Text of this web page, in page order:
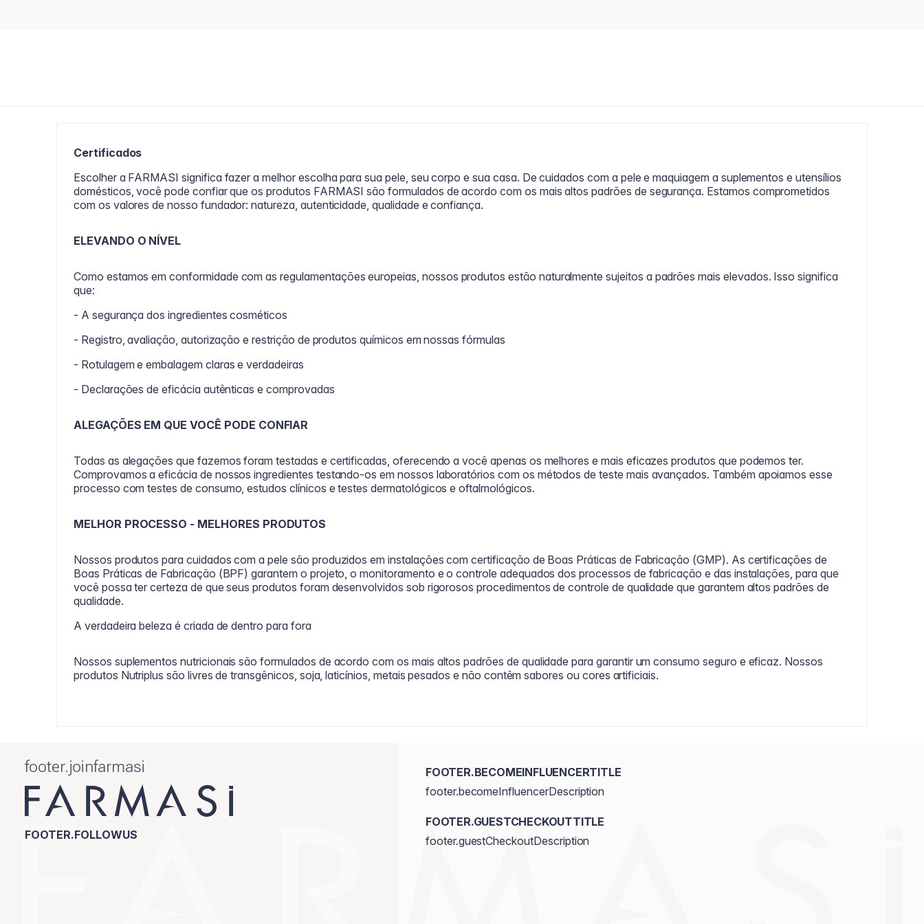
Certificados
Escolher a FARMASI significa fazer a melhor escolha para sua pele, seu corpo e sua casa. De cuidados com a pele e maquiagem a suplementos e utensílios
domésticos, você pode confiar que os produtos FARMASI são formulados de acordo com os mais altos padrões de segurança. Estamos comprometidos
com os valores de nosso fundador: natureza, autenticidade, qualidade e confiança.
ELEVANDO O NÍVEL
Como estamos em conformidade com as regulamentações europeias, nossos produtos estão naturalmente sujeitos a padrões mais elevados. Isso significa
que:
- A segurança dos ingredientes cosméticos
- Registro, avaliação, autorização e restrição de produtos químicos em nossas fórmulas
- Rotulagem e embalagem claras e verdadeiras
- Declarações de eficácia autênticas e comprovadas
ALEGAÇÕES EM QUE VOCÊ PODE CONFIAR
Todas as alegações que fazemos foram testadas e certificadas, oferecendo a você apenas os melhores e mais eficazes produtos que podemos ter.
Comprovamos a eficácia de nossos ingredientes testando-os em nossos laboratórios com os métodos de teste mais avançados. Também apoiamos esse
processo com testes de consumo, estudos clínicos e testes dermatológicos e oftalmológicos.
MELHOR PROCESSO - MELHORES PRODUTOS
Nossos produtos para cuidados com a pele são produzidos em instalações com certificação de Boas Práticas de Fabricação (GMP). As certificações de
Boas Práticas de Fabricação (BPF) garantem o projeto, o monitoramento e o controle adequados dos processos de fabricação e das instalações, para que
você possa ter certeza de que seus produtos foram desenvolvidos sob rigorosos procedimentos de controle de qualidade que garantem altos padrões de
qualidade.
A verdadeira beleza é criada de dentro para fora
Nossos suplementos nutricionais são formulados de acordo com os mais altos padrões de qualidade para garantir um consumo seguro e eficaz. Nossos
produtos Nutriplus são livres de transgênicos, soja, laticínios, metais pesados e não contêm sabores ou cores artificiais.
footer.joinfarmasi
FOOTER.FOLLOWUS
FOOTER.BECOMEINFLUENCERTITLE
footer.becomeInfluencerDescription
FOOTER.GUESTCHECKOUTTITLE
footer.guestCheckoutDescription